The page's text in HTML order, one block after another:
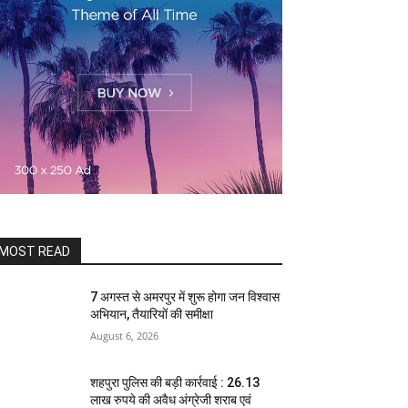
READ
7 अगस्त से अमरपुर में शुरू होगा जन विश्वास
अभियान, तैयारियों की समीक्षा
August 6, 2026
शहपुरा पुलिस की बड़ी कार्रवाई : 26.13
लाख रुपये की अवैध अंग्रेजी शराब एवं